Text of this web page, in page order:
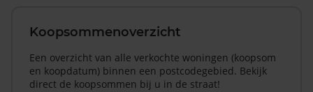
Koopsommenoverzicht
Een overzicht van alle verkochte woningen (koopsom
en koopdatum) binnen een postcodegebied. Bekijk
direct de koopsommen bij u in de straat!